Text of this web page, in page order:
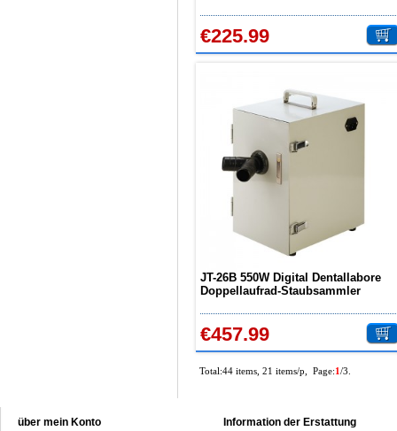
€225.99
JT-26B 550W Digital Dentallabore
Doppellaufrad-Staubsammler
€457.99
Total:44 items, 21 items/p, Page:1/3.
über mein Konto Information der Erstattung